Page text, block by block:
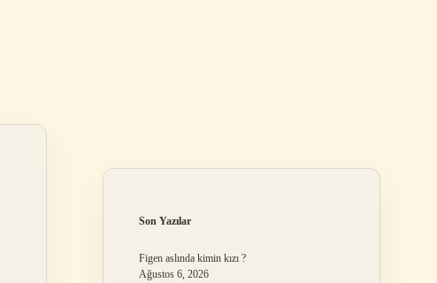
Son Yazılar
Figen aslında kimin kızı ?
Ağustos 6, 2026